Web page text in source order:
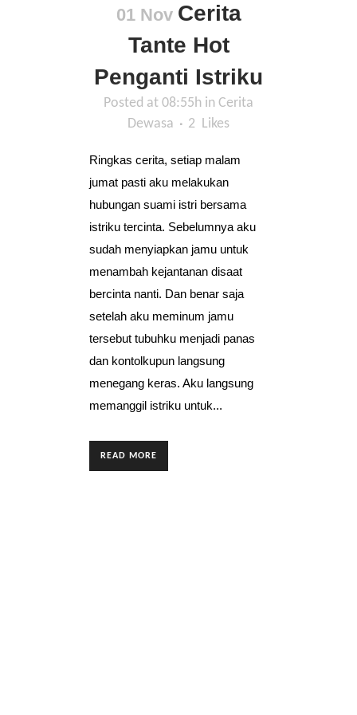
01 Nov Cerita
Tante Hot
Penganti Istriku
Posted at 08:55h in Cerita
Dewasa
2 Likes
Ringkas cerita, setiap malam
jumat pasti aku melakukan
hubungan suami istri bersama
istriku tercinta. Sebelumnya aku
sudah menyiapkan jamu untuk
menambah kejantanan disaat
bercinta nanti. Dan benar saja
setelah aku meminum jamu
tersebut tubuhku menjadi panas
dan kontolkupun langsung
menegang keras. Aku langsung
memanggil istriku untuk...
READ MORE